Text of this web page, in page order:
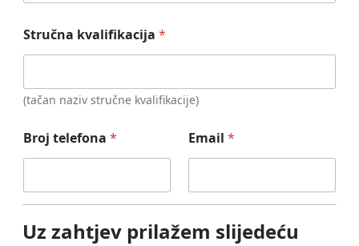
Stručna kvalifikacija *
(tačan naziv stručne kvalifikacije)
Broj telefona * Email *
Uz zahtjev prilažem slijedeću